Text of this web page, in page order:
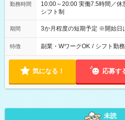
勤務時間
10:00～20:00 実働7.5時間／休憩1.5時間 営業時間に合わせた
シフト制
期間 3か月程度の短期予定 ※開始日
特徴 副業・WワークOK / シフト勤務
気になる！ 応募す
未読